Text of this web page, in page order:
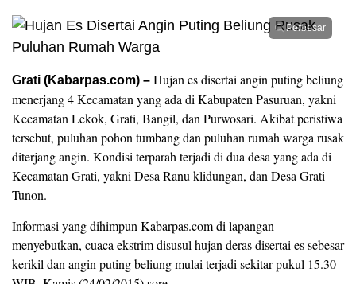
Perbesar
Grati (Kabarpas.com) – Hujan es disertai angin puting beliung
menerjang 4 Kecamatan yang ada di Kabupaten Pasuruan, yakni
Kecamatan Lekok, Grati, Bangil, dan Purwosari. Akibat peristiwa
tersebut, puluhan pohon tumbang dan puluhan rumah warga rusak
diterjang angin. Kondisi terparah terjadi di dua desa yang ada di
Kecamatan Grati, yakni Desa Ranu klidungan, dan Desa Grati
Tunon.
Informasi yang dihimpun Kabarpas.com di lapangan
menyebutkan, cuaca ekstrim disusul hujan deras disertai es sebesar
kerikil dan angin puting beliung mulai terjadi sekitar pukul 15.30